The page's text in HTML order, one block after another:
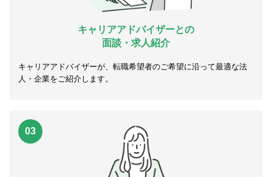
キャリアアドバイザーとの
面談・求人紹介
キャリアアドバイザーが、転職希望者のご希望に沿って最適な法
人・企業をご紹介します。
03